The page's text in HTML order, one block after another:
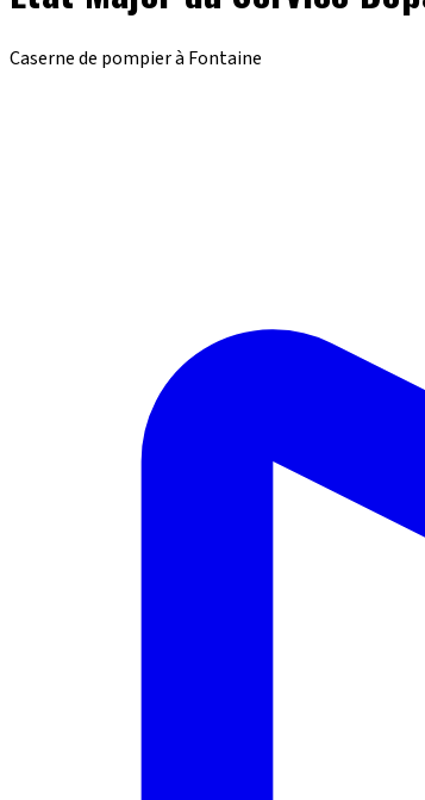
Caserne de pompier à Fontaine